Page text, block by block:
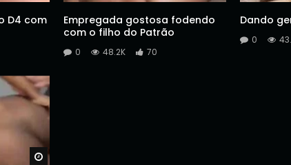
D4 com
Empregada gostosa fodendo
com o filho do Patrão
0 48.2K 70
Dando
0
Watch Later